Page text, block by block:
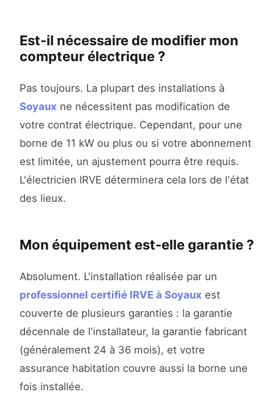
Est-il nécessaire de modifier mon
compteur électrique ?
Pas toujours. La plupart des installations à
Soyaux ne nécessitent pas modification de
votre contrat électrique. Cependant, pour une
borne de 11 kW ou plus ou si votre abonnement
est limitée, un ajustement pourra être requis.
L'électricien IRVE déterminera cela lors de l'état
des lieux.
Mon équipement est-elle garantie ?
Absolument. L'installation réalisée par un
professionnel certifié IRVE à Soyaux est
couverte de plusieurs garanties : la garantie
décennale de l'installateur, la garantie fabricant
(généralement 24 à 36 mois), et votre
assurance habitation couvre aussi la borne une
fois installée.